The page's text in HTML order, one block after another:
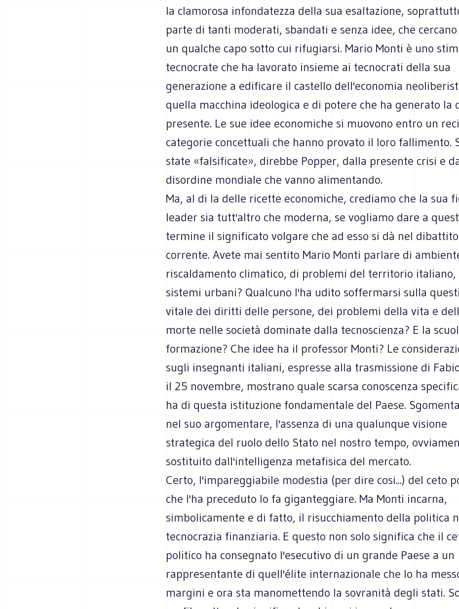
la clamorosa infondatezza della sua esaltazione,
parte di tanti moderati, sbandati e senza idee, che
un qualche capo sotto cui rifugiarsi. Mario Monti è uno
tecnocrate che ha lavorato insieme ai tecnocrati della sua
generazione a edificare il castello dell'economia
quella macchina ideologica e di potere che ha generato la
presente. Le sue idee economiche si muovono entro un
categorie concettuali che hanno provato il loro fallimento.
state «falsificate», direbbe Popper, dalla presente crisi e
disordine mondiale che vanno alimentando.
Ma, al di la delle ricette economiche, crediamo che la sua
leader sia tutt'altro che moderna, se vogliamo dare a
termine il significato volgare che ad esso si dà nel
corrente. Avete mai sentito Mario Monti parlare di
riscaldamento climatico, di problemi del territorio italiano,
sistemi urbani? Qualcuno l'ha udito soffermarsi sulla
vitale dei diritti delle persone, dei problemi della vita e
morte nelle società dominate dalla tecnoscienza? E la
formazione? Che idee ha il professor Monti? Le
sugli insegnanti italiani, espresse alla trasmissione di
il 25 novembre, mostrano quale scarsa conoscenza
ha di questa istituzione fondamentale del Paese.
nel suo argomentare, l'assenza di una qualunque visione
strategica del ruolo dello Stato nel nostro tempo,
sostituito dall'intelligenza metafisica del mercato.
Certo, l'impareggiabile modestia (per dire cosi...) del ceto
che l'ha preceduto lo fa giganteggiare. Ma Monti incarna,
simbolicamente e di fatto, il risucchiamento della politica
tecnocrazia finanziaria. E questo non solo significa che il
politico ha consegnato l'esecutivo di un grande Paese a un
rappresentante di quell'élite internazionale che lo ha
margini e ora sta manomettendo la sovranità degli stati.